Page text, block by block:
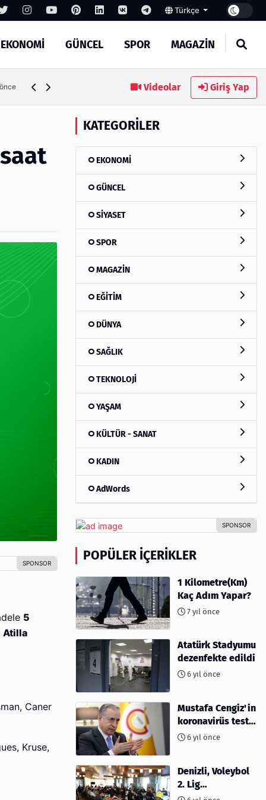
Türkçe
EKONOMİ GÜNCEL SPOR MAGAZİN
SEO Hizmeti Alırken Kandırılmamak İçin Bilinmesi
Videolar Giriş Yap
5
Atilla
Caner
Kruse,
KATEGORILER
EKONOMİ
GÜNCEL
SİYASET
SPOR
MAGAZİN
EĞİTİM
DÜNYA
SAĞLIK
TEKNOLOJİ
YAŞAM
KÜLTÜR - SANAT
KADIN
AdWords
POPÜLER İÇERIKLER
1 Kilometre(Km)
Kaç Adım Yapar?
7 yıl önce
Atatürk Stadyumu
dezenfekte edildi
6 yıl önce
Mustafa Cengiz'in
koronavirüs test
sonucu açıklandı
6 yıl önce
Denizli, Voleybol
2. Lig
müsabakalarına